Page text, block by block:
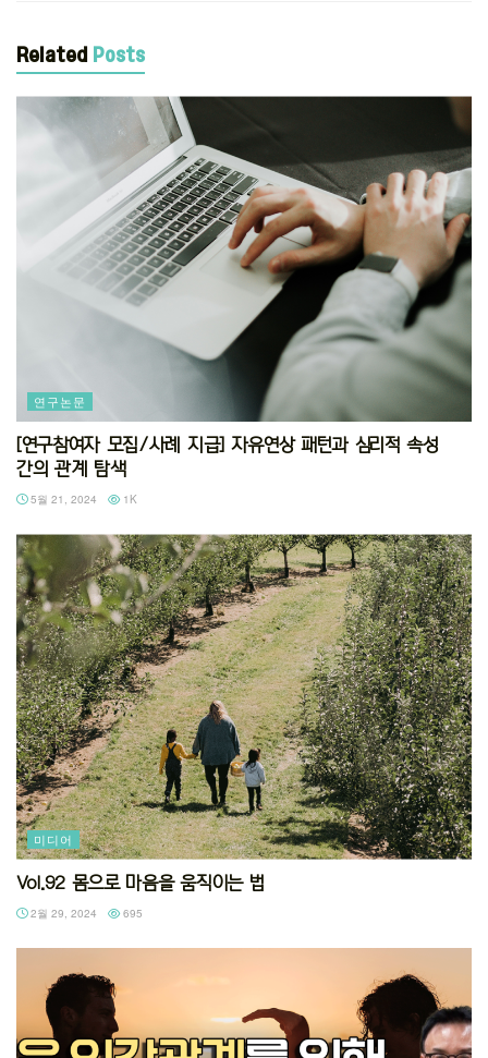
Related Posts
연구논문
[연구참여자 모집/사례 지급] 자유연상 패턴과 심리적 속성
간의 관계 탐색
5월 21, 2024 1K
미디어
Vol.92 몸으로 마음을 움직이는 법
2월 29, 2024 695